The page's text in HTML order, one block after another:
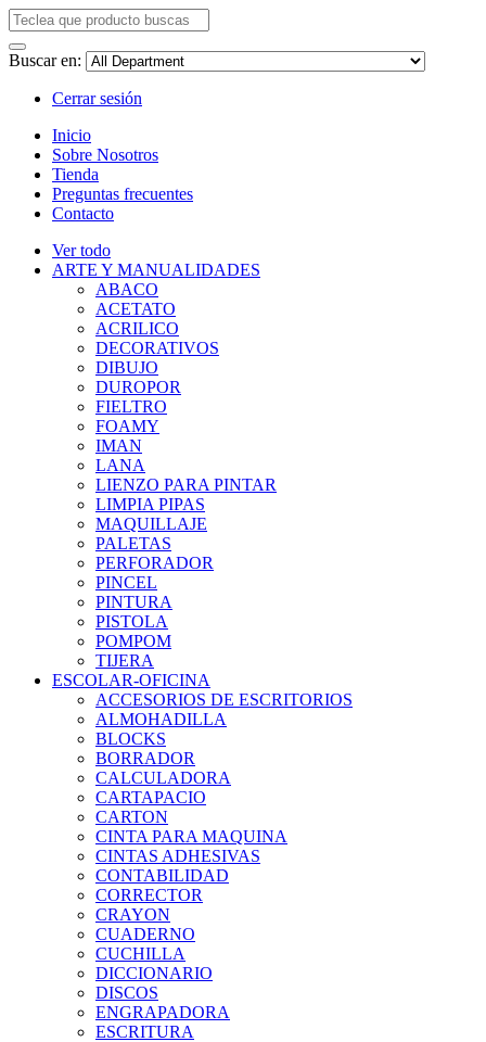
Buscar en:
Cerrar sesión
Inicio
Sobre Nosotros
Tienda
Preguntas frecuentes
Contacto
Ver todo
ARTE Y MANUALIDADES
ABACO
ACETATO
ACRILICO
DECORATIVOS
DIBUJO
DUROPOR
FIELTRO
FOAMY
IMAN
LANA
LIENZO PARA PINTAR
LIMPIA PIPAS
MAQUILLAJE
PALETAS
PERFORADOR
PINCEL
PINTURA
PISTOLA
POMPOM
TIJERA
ESCOLAR-OFICINA
ACCESORIOS DE ESCRITORIOS
ALMOHADILLA
BLOCKS
BORRADOR
CALCULADORA
CARTAPACIO
CARTON
CINTA PARA MAQUINA
CINTAS ADHESIVAS
CONTABILIDAD
CORRECTOR
CRAYON
CUADERNO
CUCHILLA
DICCIONARIO
DISCOS
ENGRAPADORA
ESCRITURA